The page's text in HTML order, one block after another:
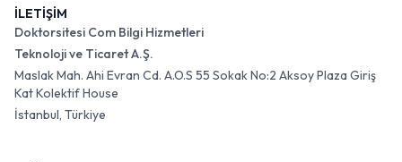
İLETİŞİM
Doktorsitesi Com Bilgi Hizmetleri
Teknoloji ve Ticaret A.Ş.
Maslak Mah. Ahi Evran Cd. A.O.S 55 Sokak No:2 Aksoy Plaza Giriş
Kat Kolektif House
İstanbul, Türkiye